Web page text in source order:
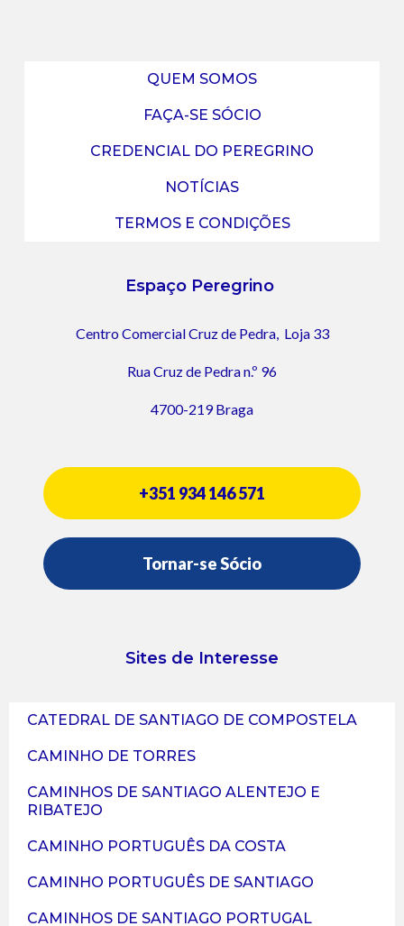
QUEM SOMOS
FAÇA-SE SÓCIO
CREDENCIAL DO PEREGRINO
NOTÍCIAS
TERMOS E CONDIÇÕES
Espaço Peregrino
Centro Comercial Cruz de Pedra, Loja 33
Rua Cruz de Pedra n.º 96
4700-219 Braga
+351 934 146 571
Tornar-se Sócio
Sites de Interesse
CATEDRAL DE SANTIAGO DE COMPOSTELA
CAMINHO DE TORRES
CAMINHOS DE SANTIAGO ALENTEJO E
RIBATEJO
CAMINHO PORTUGUÊS DA COSTA
CAMINHO PORTUGUÊS DE SANTIAGO
CAMINHOS DE SANTIAGO PORTUGAL